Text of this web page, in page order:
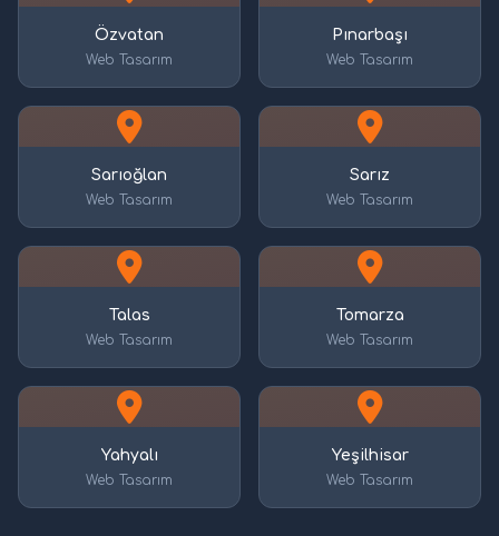
Özvatan
Web Tasarım
Pınarbaşı
Web Tasarım
Sarıoğlan
Web Tasarım
Sarız
Web Tasarım
Talas
Web Tasarım
Tomarza
Web Tasarım
Yahyalı
Web Tasarım
Yeşilhisar
Web Tasarım